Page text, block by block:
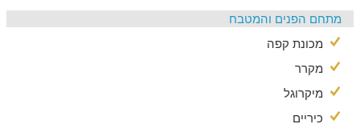
מתחם הפנים והמטבח
מכונת קפה
מקרר
מיקרוגל
כיריים